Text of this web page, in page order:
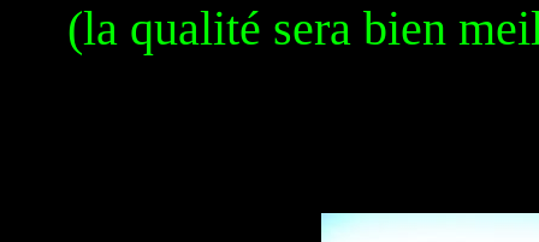
(la qualité sera bien